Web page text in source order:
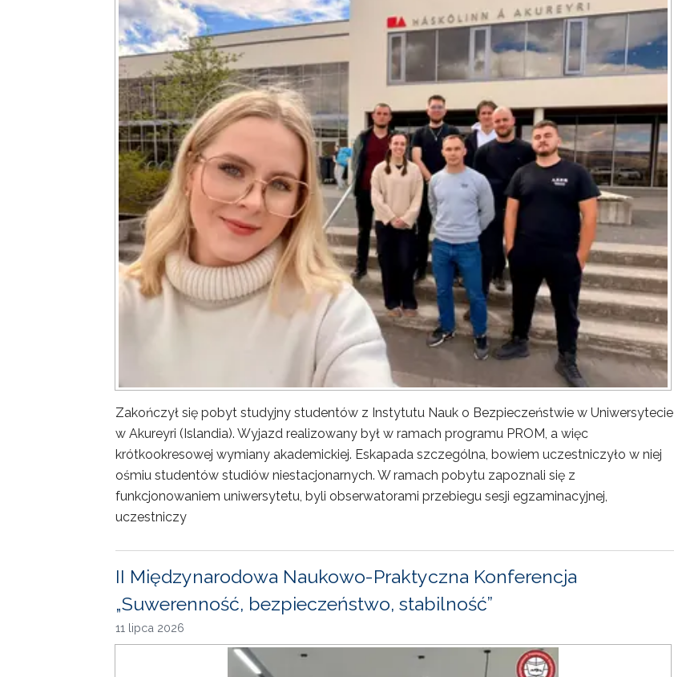
Zakończył się pobyt studyjny studentów z Instytutu Nauk o Bezpieczeństwie w Uniwersytecie
w Akureyri (Islandia). Wyjazd realizowany był w ramach programu PROM, a więc
krótkookresowej wymiany akademickiej. Eskapada szczególna, bowiem uczestniczyło w niej
ośmiu studentów studiów niestacjonarnych. W ramach pobytu zapoznali się z
funkcjonowaniem uniwersytetu, byli obserwatorami przebiegu sesji egzaminacyjnej,
uczestniczy
II Międzynarodowa Naukowo-Praktyczna Konferencja
„Suwerenność, bezpieczeństwo, stabilność”
11 lipca 2026